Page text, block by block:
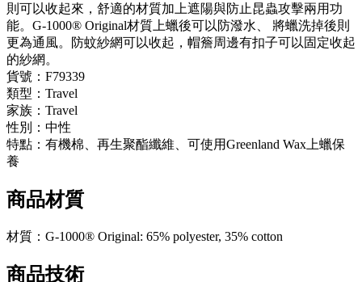
則可以收起來，舒適的材質加上遮陽與防止昆蟲攻擊兩用功
能。G-1000® Original材質上蠟後可以防潑水、 將蠟洗掉後則
更為通風。防蚊紗網可以收起，帽簷周邊有扣子可以固定收起
的紗網。
貨號：F79339
類型：Travel
家族：Travel
性別：中性
特點：有機棉、再生聚酯纖維、可使用Greenland Wax上蠟保
養
商品材質
材質：G-1000® Original: 65% polyester, 35% cotton
商品技術